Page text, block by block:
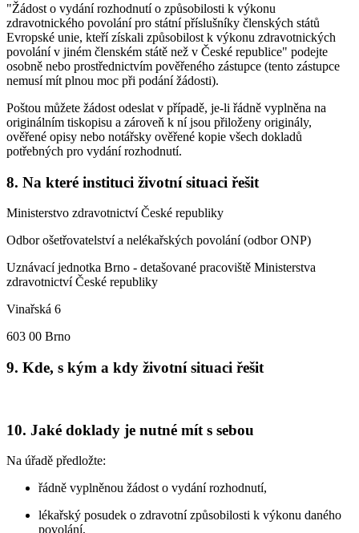
"Žádost o vydání rozhodnutí o způsobilosti k výkonu
zdravotnického povolání pro státní příslušníky členských států
Evropské unie, kteří získali způsobilost k výkonu zdravotnických
povolání v jiném členském státě než v České republice" podejte
osobně nebo prostřednictvím pověřeného zástupce (tento zástupce
nemusí mít plnou moc při podání žádosti).
Poštou můžete žádost odeslat v případě, je-li řádně vyplněna na
originálním tiskopisu a zároveň k ní jsou přiloženy originály,
ověřené opisy nebo notářsky ověřené kopie všech dokladů
potřebných pro vydání rozhodnutí.
8. Na které instituci životní situaci řešit
Ministerstvo zdravotnictví České republiky
Odbor ošetřovatelství a nelékařských povolání (odbor ONP)
Uznávací jednotka Brno - detašované pracoviště Ministerstva
zdravotnictví České republiky
Vinařská 6
603 00 Brno
9. Kde, s kým a kdy životní situaci řešit
10. Jaké doklady je nutné mít s sebou
Na úřadě předložte:
řádně vyplněnou žádost o vydání rozhodnutí,
lékařský posudek o zdravotní způsobilosti k výkonu daného
povolání,